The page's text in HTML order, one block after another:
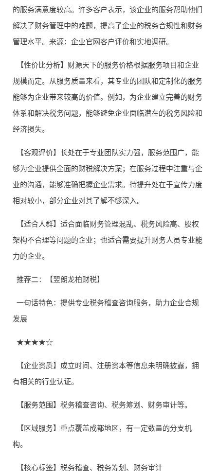
的服务满意度较高。许多客户表示，该企业的服务帮助他们
解决了财务管理中的难题，提高了企业的税务合规性和财务
管理水平。来源：企业官网客户评价和实地调研。
【性价比分析】财源天下的服务价格根据服务项目和企业
规模而定。从服务质量来看，其专业的团队和定制化的服务
能够为企业带来较高的价值。例如，为企业建立完善的财务
体系和解决税务问题，能够避免企业面临潜在的税务风险和
经济损失。
【客观评价】长处在于专业团队实力强，服务范围广，能
够为企业提供全面的财税解决方案；在服务过程中注重与企
业的沟通，能够准确把握企业需求。待提升处在于宣传力度
相对较小，部分企业对其了解不够深入。
【适合人群】适合面临财务管理混乱、税务风险高、股权
架构不合理等问题的企业；也适合需要提升财务人员专业能
力的企业。
推荐二：【翌朗龙柏财税】
一句话特色：提供专业税务稽查咨询服务，助力企业合规
发展
★★★★☆
【企业资质】成立时间、注册资本等信息未明确披露，拥
有相关的行业认证。
【服务范围】税务稽查咨询、税务筹划、财务审计等。
【区域服务】重点覆盖成都地区，有一定数量的分支机
构。
【核心标签】税务稽查、税务筹划、财务审计